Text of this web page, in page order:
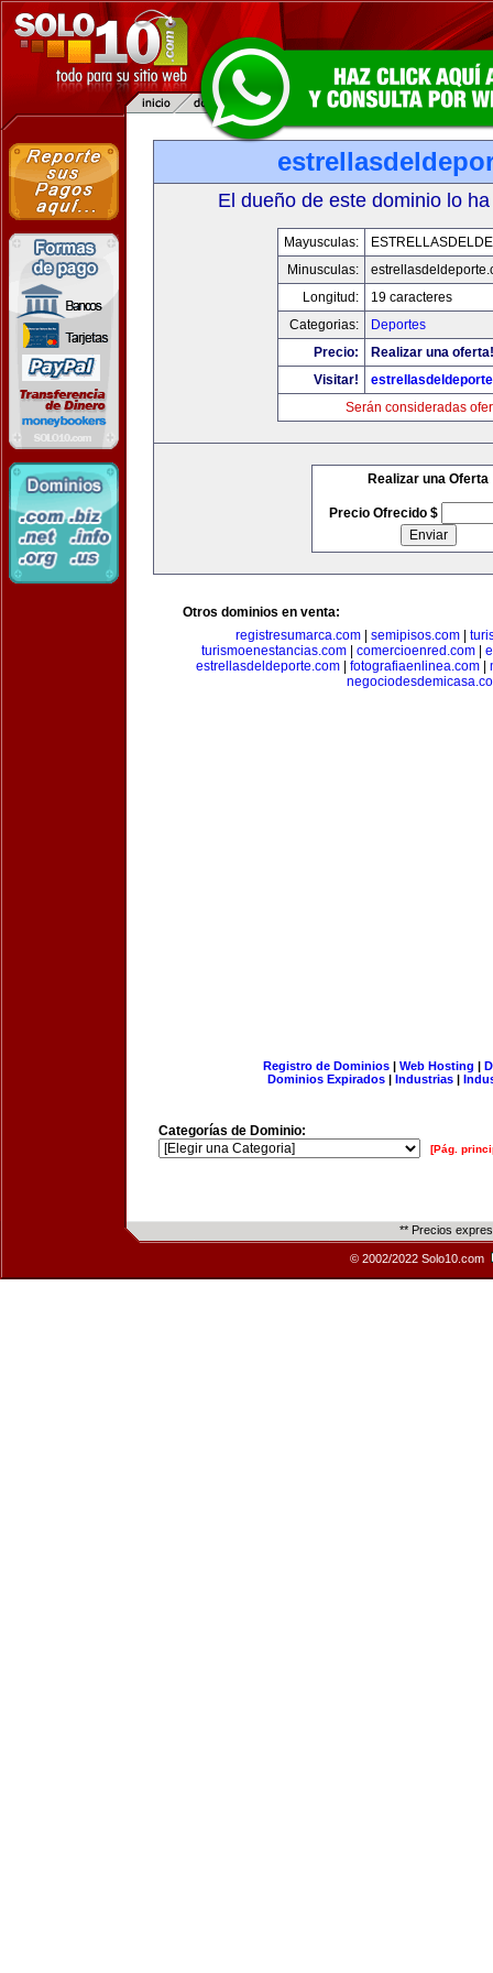
El dueño de este dominio lo
Mayusculas:
Minusculas:
Longitud:
19 caracteres
Categorias:
Deportes
Precio:
Realizar una oferta!
Visitar!
Serán consideradas
Realizar una Oferta
Precio Ofrecido $
Otros dominios en venta:
registresumarca.com| semipisos.com|
turismoenestancias.com
comercioenred.com
estrellasdeldeporte.com
fotografiaenlinea.com
Registro de Dominios| Web Hosting |
Dominios Expirados | Industrias |
Categorías de Dominio:
[Pág.
** Precios
© 2002/2022 Solo10.com